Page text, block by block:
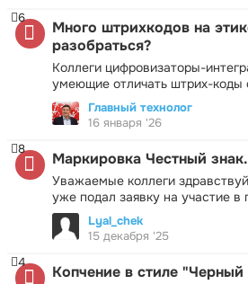
Много штрихкодов на
разобраться?
Коллеги цифровизаторы-
умеющие отличать штрих-коды
6
Главный технолог
16 января '26
Маркировка Честный
Уважаемые коллеги
уже подал заявку на участие в
8
Lyal_chek
15 декабря '25
Копчение в стиле "Черный
4